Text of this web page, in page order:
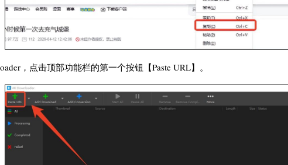
，点击顶部功能栏的第一个按钮【Paste URL】。